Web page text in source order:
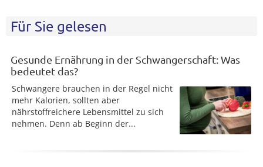
Für Sie gelesen
Gesunde Ernährung in der Schwangerschaft: Was
bedeutet das?
Schwangere brauchen in der Regel nicht
mehr Kalorien, sollten aber
nährstoffreichere Lebensmittel zu sich
nehmen. Denn ab Beginn der...